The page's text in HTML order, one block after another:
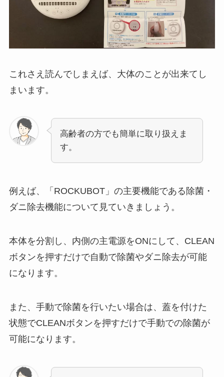
これさえ読んでしまえば、大体のことが出来てし
まいます。
高齢者の方でも簡単に取り扱えま
す。
例えば、「ROCKUBOT」の主要機能である除菌・
ダニ除去機能について見ていきましょう。
本体を分割し、内側の主電源をONにして、CLEAN
ボタンを押すだけで自動で除菌やダニ除去が可能
になります。
また、手動で除菌を行いたい場合は、蓋を付けた
状態でCLEANボタンを押すだけで手動での除菌が
可能になります。